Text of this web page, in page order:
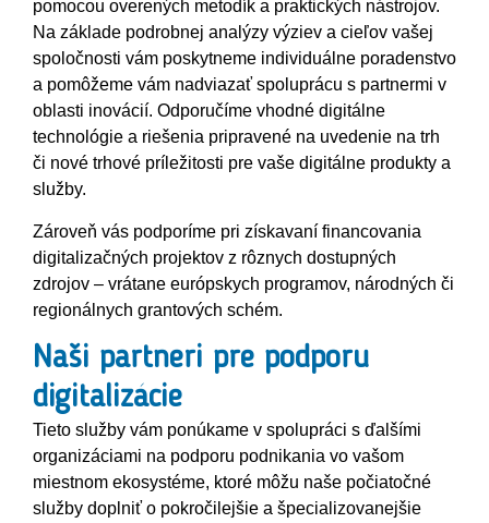
pomocou overených metodík a praktických nástrojov.
Na základe podrobnej analýzy výziev a cieľov vašej
spoločnosti vám poskytneme individuálne poradenstvo
a pomôžeme vám nadviazať spoluprácu s partnermi v
oblasti inovácií. Odporučíme vhodné digitálne
technológie a riešenia pripravené na uvedenie na trh
či nové trhové príležitosti pre vaše digitálne produkty a
služby.
Zároveň vás podporíme pri získavaní financovania
digitalizačných projektov z rôznych dostupných
zdrojov – vrátane európskych programov, národných či
regionálnych grantových schém.
Naši partneri pre podporu
digitalizácie
Tieto služby vám ponúkame v spolupráci s ďalšími
organizáciami na podporu podnikania vo vašom
miestnom ekosystéme, ktoré môžu naše počiatočné
služby doplniť o pokročilejšie a špecializovanejšie